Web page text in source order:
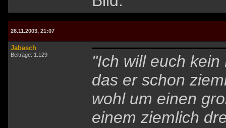
26.11.2003, 21:07
Jabasch
Beiträge: 1.129
"Ich will euch
das er schon
wohl um einen
einem ziemlich